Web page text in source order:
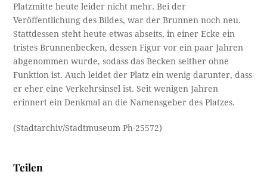
Platzmitte heute leider nicht mehr. Bei der
Veröffentlichung des Bildes, war der Brunnen noch neu.
Stattdessen steht heute etwas abseits, in einer Ecke ein
tristes Brunnenbecken, dessen Figur vor ein paar Jahren
abgenommen wurde, sodass das Becken seither ohne
Funktion ist. Auch leidet der Platz ein wenig darunter, dass
er eher eine Verkehrsinsel ist. Seit wenigen Jahren
erinnert ein Denkmal an die Namensgeber des Platzes.
(Stadtarchiv/Stadtmuseum Ph-25572)
Teilen